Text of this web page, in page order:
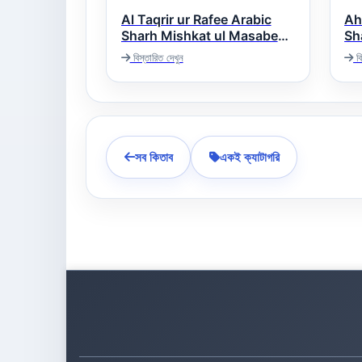
Al Taqrir ur Rafee Arabic
Sharh Mishkat ul Masabeeh
التقریر الرفیع عربی شرح
مشکوۃ المصابیح
বিস্তারিত দেখুন
সব কিতাব একই ক্যাটাগরি